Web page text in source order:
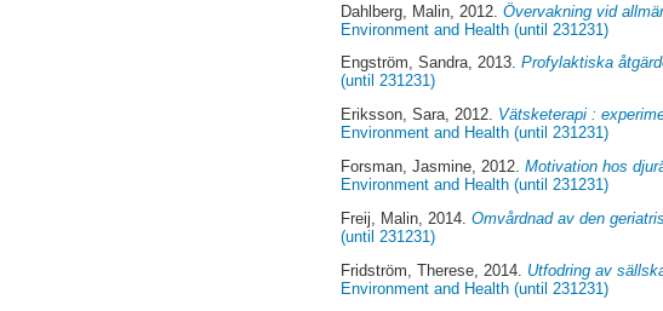
Dahlberg, Malin , 2012.Övervakning vid
Environment and Health (until 231231)
Engström, Sandra, 2013.Profylaktiska
(until 231231)
Eriksson, Sara, 2012. Vätsketerapi :
Environment and Health (until 231231)
Forsman, Jasmine, 2012.Motivation hos
Environment and Health (until 231231)
Freij, Malin , 2014.Omvårdnad av den
(until 231231)
Fridström, Therese , 2014. Utfodring av
Environment and Health (until 231231)